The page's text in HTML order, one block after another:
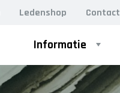
Ledenshop Contact
Informatie
ZOEK